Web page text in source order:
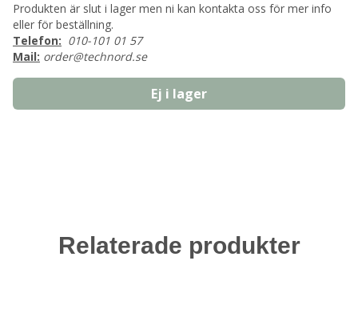
Produkten är slut i lager men ni kan kontakta oss för mer info
eller för beställning.
Telefon: 010-101 01 57
Mail: order@technord.se
Ej i lager
Relaterade produkter